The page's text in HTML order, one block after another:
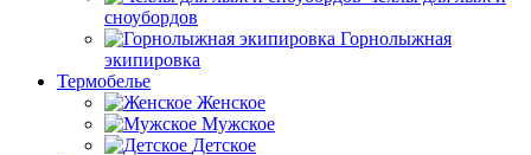
сноубордов
Горнолыжная
экипировка
Термобелье
Женское
Мужское
Детское